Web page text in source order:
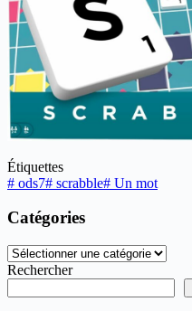
Étiquettes
# ods7# scrabble# Un mot
Catégories
Catégories
Rechercher